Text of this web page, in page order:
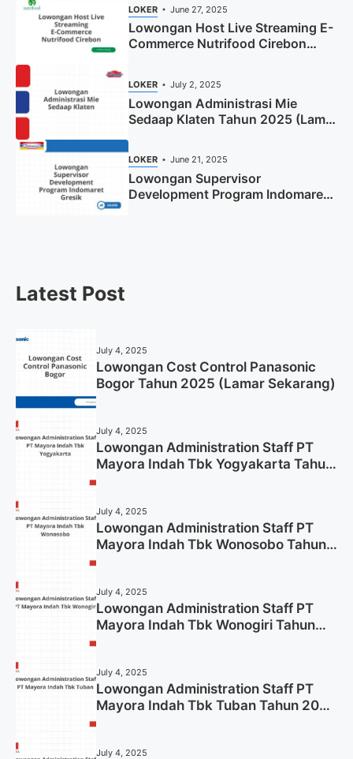
LOKER June 27, 2025
Lowongan Host Live Streaming E-
Commerce Nutrifood Cirebon
LOKER July 2, 2025
Lowongan Administrasi Mie
Sedaap Klaten Tahun 2025 (Lamar
LOKER June 21, 2025
Lowongan Supervisor
Development Program Indomaret
Latest Post
July 4, 2025
Lowongan Cost Control Panasonic
Bogor Tahun 2025 (Lamar Sekarang)
July 4, 2025
Lowongan Administration Staff PT
Mayora Indah Tbk Yogyakarta Tahun
July 4, 2025
Lowongan Administration Staff PT
Mayora Indah Tbk Wonosobo Tahun
July 4, 2025
Lowongan Administration Staff PT
Mayora Indah Tbk Wonogiri Tahun
July 4, 2025
Lowongan Administration Staff PT
Mayora Indah Tbk Tuban Tahun 2025
July 4, 2025